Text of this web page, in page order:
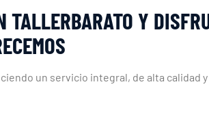
Y
un servicio integral, de alta calidad y